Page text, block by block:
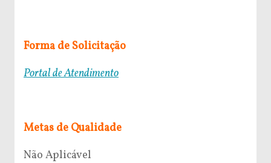
Forma de Solicitação
Portal de Atendimento
Metas de Qualidade
Não Aplicável